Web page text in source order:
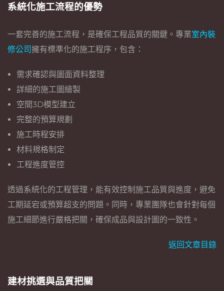
系統化施工流程的優勢
一套完善的施工流程，是確保工程品質的關鍵。專業室內裝
修公司擁有標準化的施工程序，包含：
需求確認與圖面資料整理
詳細的施工圖繪製
空間3D模型建立
完整的預算規劃
施工時程安排
材料規格制定
工程進度管控
透過系統化的工程管理，能有效控制施工品質與進度，避免
工期延宕或預算超支的問題。同時，專業團隊也會針對每個
施工細節進行嚴格把關，確保成品與設計圖的一致性。
返回文章目錄
建材挑選與品質把關